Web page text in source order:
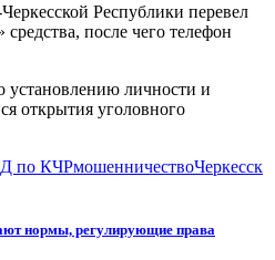
Республики перевел
после чего телефон
установлению личности и
открытия уголовного
по КЧРмошенничествоЧеркесск
нормы, регулирующие права